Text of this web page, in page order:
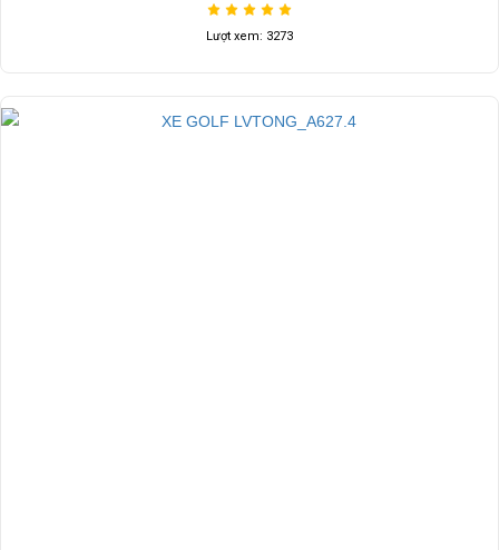
Lượt xem: 3273